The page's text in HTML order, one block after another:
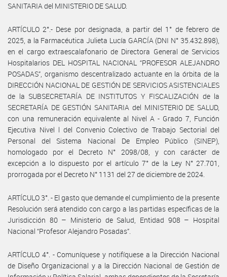
SANITARIA del MINISTERIO DE SALUD.
ARTÍCULO 2°.- Dese por designada, a partir del 1° de febrero de
2025, a la Farmacéutica Julieta Lucía GARCÍA (DNI N° 35.432.898),
en el cargo extraescalafonario de Directora General de Servicios
Hospitalarios DEL HOSPITAL NACIONAL “PROFESOR ALEJANDRO
POSADAS”, organismo descentralizado actuante en la órbita de la
DIRECCIÓN NACIONAL DE GESTIÓN DE SERVICIOS ASISTENCIALES
de la SUBSECRETARÍA DE INSTITUTOS Y FISCALIZACIÓN de la
SECRETARÍA DE GESTIÓN SANITARIA del MINISTERIO DE SALUD,
con una remuneración equivalente al Nivel A - Grado 7, Función
Ejecutiva Nivel l del Convenio Colectivo de Trabajo Sectorial del
Personal del Sistema Nacional De Empleo Público (SINEP),
homologado por el Decreto N° 2098/08, y con carácter de
excepción a lo dispuesto por el artículo 7° de la Ley N° 27.701,
prorrogada por el Decreto N° 1131 del 27 de diciembre de 2024.
ARTÍCULO 3°. - El gasto que demande el cumplimiento de la presente
Resolución será atendido con cargo a las partidas específicas de la
Jurisdicción 80 – Ministerio de Salud, Entidad 908 – Hospital
Nacional “Profesor Alejandro Posadas”.
ARTÍCULO 4°. - Comuníquese y notifíquese a la Dirección Nacional
de Diseño Organizacional y a la Dirección Nacional de Gestión de